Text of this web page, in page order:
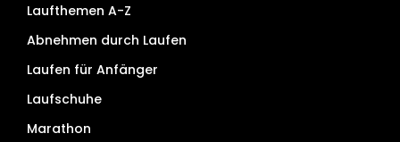
Laufthemen A-Z
Abnehmen durch Laufen
Laufen für Anfänger
Laufschuhe
Marathon